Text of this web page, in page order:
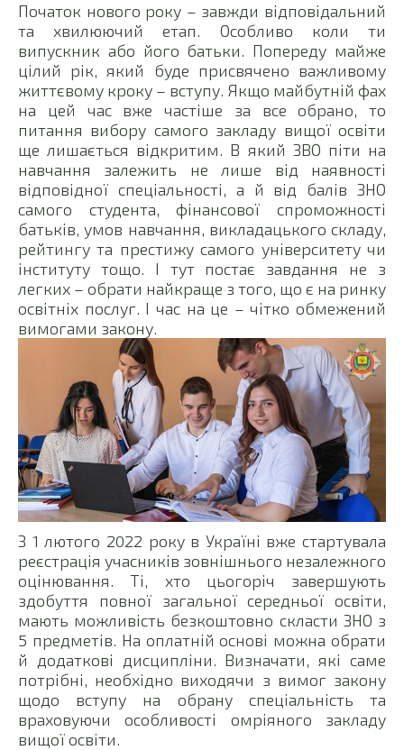
Початок нового року – завжди відповідальний
та хвилюючий етап. Особливо коли ти
випускник або його батьки. Попереду майже
цілий рік, який буде присвячено важливому
життєвому кроку – вступу. Якщо майбутній фах
на цей час вже частіше за все обрано, то
питання вибору самого закладу вищої освіти
ще лишається відкритим. В який ЗВО піти на
навчання залежить не лише від наявності
відповідної спеціальності, а й від балів ЗНО
самого студента, фінансової спроможності
батьків, умов навчання, викладацького складу,
рейтингу та престижу самого університету чи
інституту тощо. І тут постає завдання не з
легких – обрати найкраще з того, що є на ринку
освітніх послуг. І час на це – чітко обмежений
вимогами закону.
З 1 лютого 2022 року в Україні вже стартувала
реєстрація учасників зовнішнього незалежного
оцінювання. Ті, хто цьогоріч завершують
здобуття повної загальної середньої освіти,
мають можливість безкоштовно скласти ЗНО з
5 предметів. На оплатній основі можна обрати
й додаткові дисципліни. Визначати, які саме
потрібні, необхідно виходячи з вимог закону
щодо вступу на обрану спеціальність та
враховуючи особливості омріяного закладу
вищої освіти.